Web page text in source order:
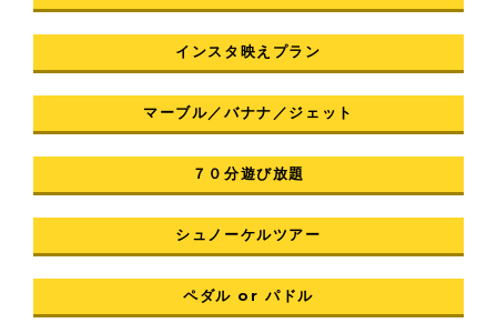
インスタ映えプラン
マーブル／バナナ／ジェット
７０分遊び放題
シュノーケルツアー
ペダル or パドル